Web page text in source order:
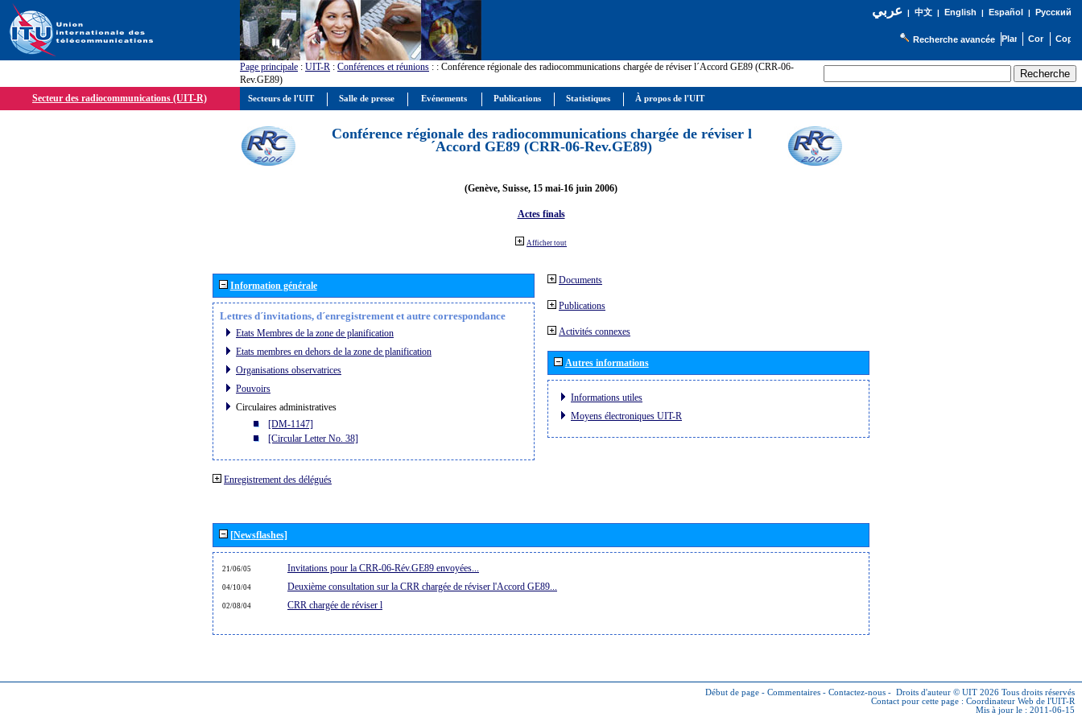
عربي| 中文| English | Español | Русский
Recherche avancée
Page principale : UIT-R : Conférences et réunions : : Conférence régionale des radiocommunications chargée de réviser l´Accord GE89 (CRR-06-
Rev.GE89)
Secteur des radiocommunications (UIT-R)
Conférence régionale des radiocommunications chargée de réviser l
´Accord GE89 (CRR-06-Rev.GE89)
(Genève, Suisse, 15 mai-16 juin 2006)
Actes finals
Afficher tout
Information générale
Lettres d´invitations, d´enregistrement et autre correspondance
Etats Membres de la zone de planification
Etats membres en dehors de la zone de planification
Organisations observatrices
Pouvoirs
Circulaires administratives
[DM-1147]
[Circular Letter No. 38]
Enregistrement des délégués
Documents
Publications
Activités connexes
Autres informations
Informations utiles
Moyens électroniques UIT-R
[Newsflashes]
21/06/05 Invitations pour la CRR-06-Rév.GE89 envoyées...
04/10/04 Deuxième consultation sur la CRR chargée de réviser l'Accord GE89...
02/08/04 CRR chargée de réviser l
Début de page - Commentaires - Contactez-nous - Droits d'auteur © UIT 2026 Tous droits réservés
Contact pour cette page : Coordinateur Web de l'UIT-R
Mis à jour le : 2011-06-15
Secteurs de l'UIT Salle de presse Evénements Publications Statistiques À propos de l'UIT